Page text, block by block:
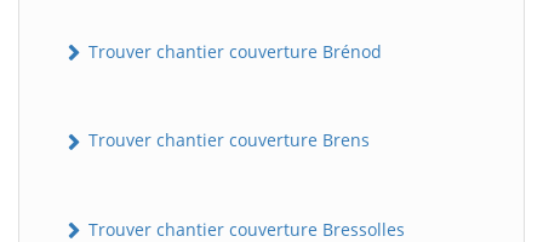
Trouver chantier couverture Brénod
Trouver chantier couverture Brens
Trouver chantier couverture Bressolles